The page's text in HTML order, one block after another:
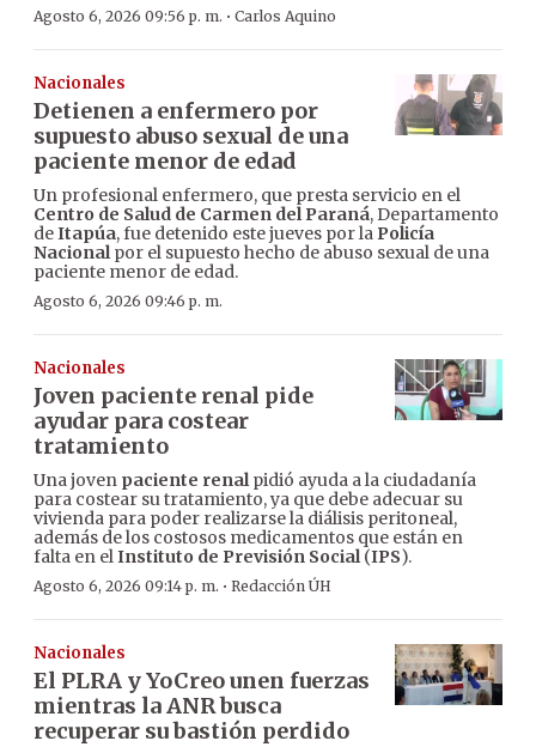
Agosto 6, 2026 09:56 p. m. · Carlos Aquino
Nacionales
Detienen a enfermero por
supuesto abuso sexual de una
paciente menor de edad
Un profesional enfermero, que presta servicio en el
Centro de Salud de Carmen del Paraná, Departamento
deItapúa, fue detenido este jueves por la Policía
Nacionalpor el supuesto hecho de abuso sexual de una
paciente menor de edad.
Agosto 6, 2026 09:46 p. m.
Nacionales
Joven paciente renal pide
ayudar para costear
tratamiento
Una joven paciente renalpidió ayuda a la ciudadanía
para costear su tratamiento, ya que debe adecuar su
vivienda para poder realizarse la diálisis peritoneal,
además de los costosos medicamentos que están en
falta en elInstituto de Previsión Social(IPS).
Agosto 6, 2026 09:14 p. m. · Redacción ÚH
Nacionales
El PLRA y YoCreo unen fuerzas
mientras la ANR busca
recuperar su bastión perdido